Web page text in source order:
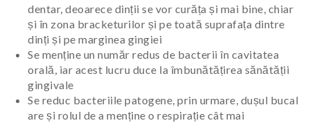
dentar, deoarece dinții se vor curăța și mai bine, chiar
și în zona bracketurilor și pe toată suprafața dintre
dinți și pe marginea gingiei
Se menține un număr redus de bacterii în cavitatea
orală, iar acest lucru duce la îmbunătățirea sănătății
gingivale
Se reduc bacteriile patogene, prin urmare, dușul bucal
are și rolul de a menține o respirație cât mai